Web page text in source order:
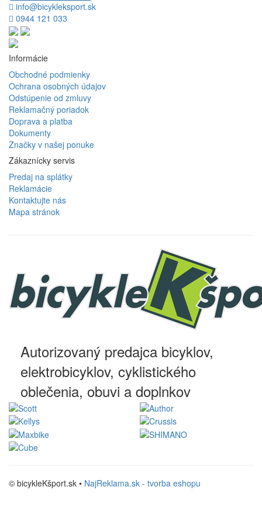
info@bicykleksport.sk
0944 121 033
Informácie
Obchodné podmienky
Ochrana osobných údajov
Odstúpenie od zmluvy
Reklamačný poriadok
Doprava a platba
Dokumenty
Značky v našej ponuke
Zákaznícky servis
Predaj na splátky
Reklamácie
Kontaktujte nás
Mapa stránok
Autorizovaný predajca bicyklov,
elektrobicyklov, cyklistického
oblečenia, obuvi a doplnkov
© bicykleKšport.sk • NajReklama.sk - tvorba eshopu